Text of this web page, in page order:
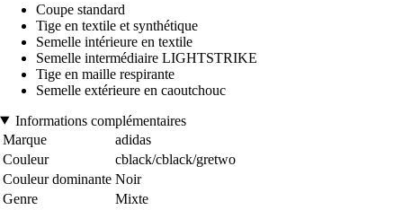
Coupe standard
Tige en textile et synthétique
Semelle intérieure en textile
Semelle intermédiaire LIGHTSTRIKE
Tige en maille respirante
Semelle extérieure en caoutchouc
Informations complémentaires
Marque
adidas
Couleur
cblack/cblack/gretwo
Couleur dominante Noir
Genre
Mixte